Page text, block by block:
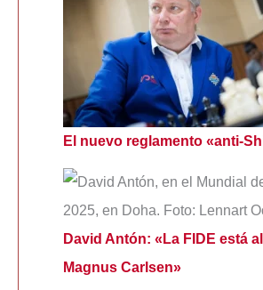
El nuevo reglamento «anti-
David Antón: «La FIDE está
Magnus Carlsen»